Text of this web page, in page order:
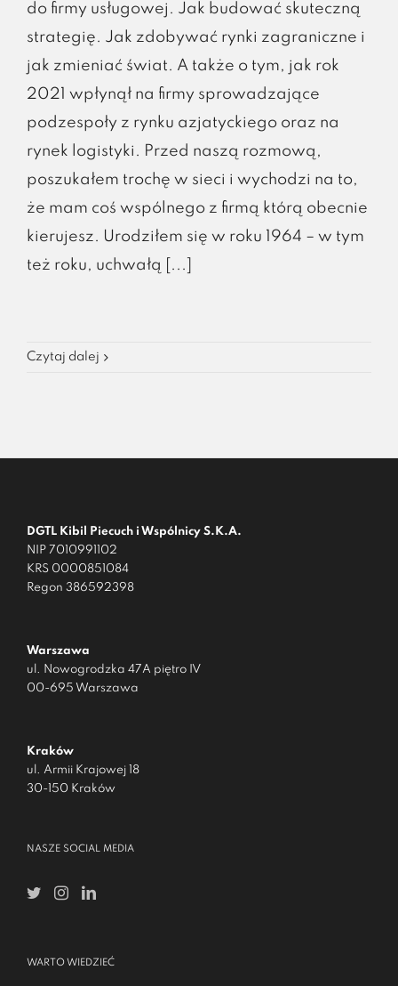
do firmy usługowej. Jak budować skuteczną
strategię. Jak zdobywać rynki zagraniczne i
jak zmieniać świat. A także o tym, jak rok
2021 wpłynął na firmy sprowadzające
podzespoły z rynku azjatyckiego oraz na
rynek logistyki. Przed naszą rozmową,
poszukałem trochę w sieci i wychodzi na to,
że mam coś wspólnego z firmą którą obecnie
kierujesz. Urodziłem się w roku 1964 – w tym
też roku, uchwałą [...]
Czytaj dalej
DGTL Kibil Piecuch i Wspólnicy S.K.A.
NIP 7010991102
KRS 0000851084
Regon 386592398
Warszawa
ul. Nowogrodzka 47A piętro IV
00-695 Warszawa
Kraków
ul. Armii Krajowej 18
30-150 Kraków
NASZE SOCIAL MEDIA
WARTO WIEDZIEĆ